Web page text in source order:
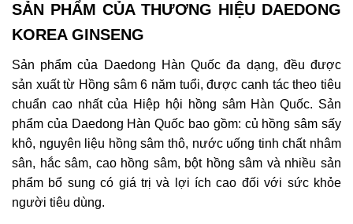
SẢN PHẨM CỦA THƯƠNG HIỆU DAEDONG
KOREA GINSENG
Sản phẩm của Daedong Hàn Quốc đa dạng, đều được
sản xuất từ Hồng sâm 6 năm tuổi, được canh tác theo tiêu
chuẩn cao nhất của Hiệp hội hồng sâm Hàn Quốc. Sản
phẩm của Daedong Hàn Quốc bao gồm: củ hồng sâm sấy
khô, nguyên liệu hồng sâm thô, nước uống tinh chất nhâm
sân, hắc sâm, cao hồng sâm, bột hồng sâm và nhiều sản
phẩm bổ sung có giá trị và lợi ích cao đối với sức khỏe
người tiêu dùng.